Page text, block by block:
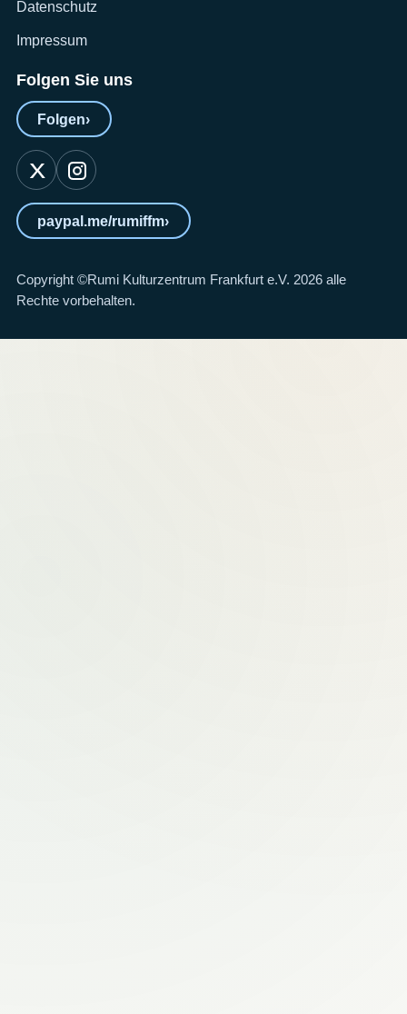
Datenschutz
Impressum
Folgen Sie uns
Folgen›
paypal.me/rumiffm›
Copyright ©Rumi Kulturzentrum Frankfurt e.V. 2026 alle
Rechte vorbehalten.